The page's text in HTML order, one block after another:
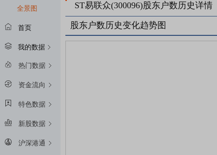
全景图
首页
我的数据
热门数据
资金流向
特色数据
新股数据
沪深港通
ST易联众(300096)股东户数历史详情
股东户数历史变化趋势图